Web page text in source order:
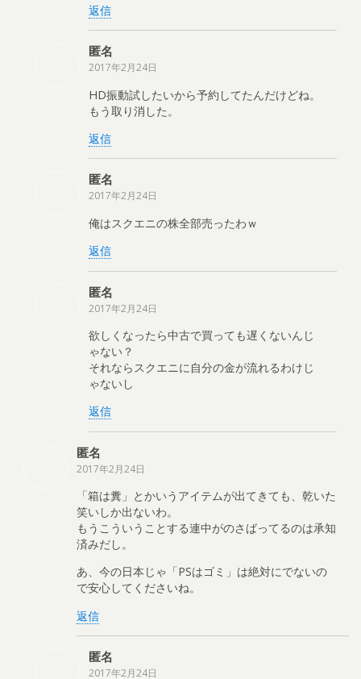
返信
匿名
2017年2月24日
HD振動試したいから予約してたんだけどね。
もう取り消した。
返信
匿名
2017年2月24日
俺はスクエニの株全部売ったわｗ
返信
匿名
2017年2月24日
欲しくなったら中古で買っても遅くないんじ
ゃない？
それならスクエニに自分の金が流れるわけじ
ゃないし
返信
匿名
2017年2月24日
「箱は糞」とかいうアイテムが出てきても、乾いた
笑いしか出ないわ。
もうこういうことする連中がのさばってるのは承知
済みだし。
あ、今の日本じゃ「PSはゴミ」は絶対にでないの
で安心してくださいね。
返信
匿名
2017年2月24日